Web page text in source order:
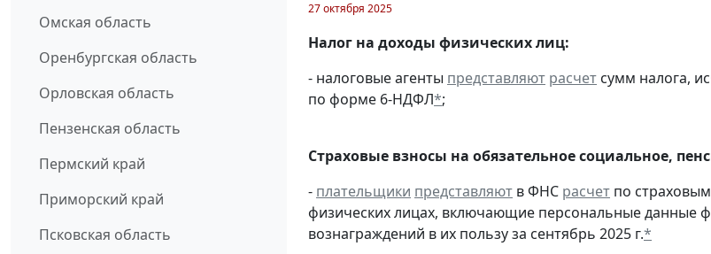
Омская область
Оренбургская область
Орловская область
Пензенская область
Пермский край
Приморский край
Псковская область
27 октября 2025
Налог на доходы физических лиц:
- налоговые агенты представляют расчет сумм налога,
по форме 6-НДФЛ*;
Страховые взносы на обязательное социальное,
- плательщики представляют в ФНС расчет по
физических лицах, включающие персональные данные
вознаграждений в их пользу за сентябрь 2025 г.*